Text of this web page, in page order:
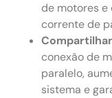
de motores e
corrente de
conexão de
paralelo,
sistema e